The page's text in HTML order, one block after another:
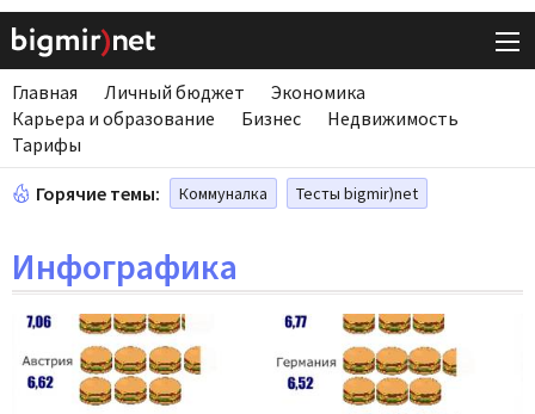
Главная Личный бюджет
Экономика
Карьера и образование
Бизнес
Недвижимость
Тарифы
Горячие темы: Коммуналка Тесты bigmir)net
Инфографика